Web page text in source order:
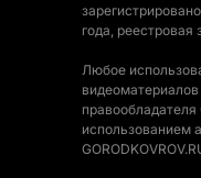
года,
Любое
использованием